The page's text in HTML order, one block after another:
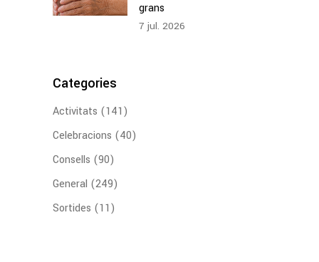
grans
7 jul. 2026
Categories
Activitats (141)
Celebracions (40)
Consells (90)
General (249)
Sortides (11)